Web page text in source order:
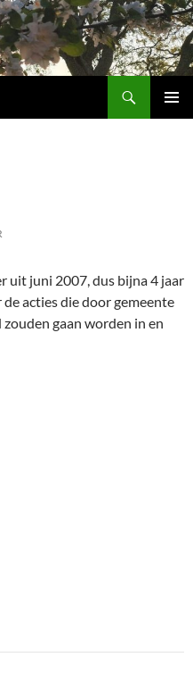
uit juni 2007, dus bijna 4 jaar
acties die door gemeente
gaan worden in en